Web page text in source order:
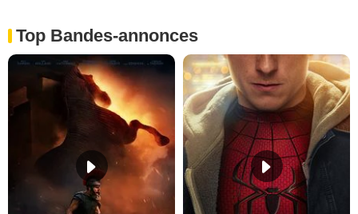
Top Bandes-annonces